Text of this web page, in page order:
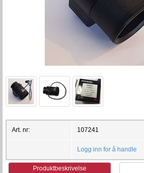
Art. nr: 107241
Logg inn for å handle
Produktbeskrivelse